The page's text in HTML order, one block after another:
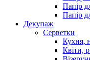
Папір
Папір
Декупаж
Серветки
Кухня,
Квіти,